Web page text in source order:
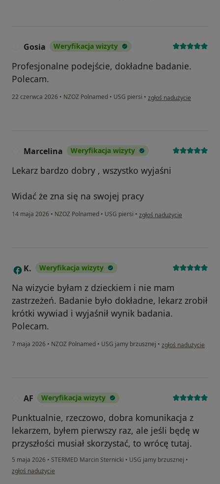
Gosia Weryfikacja wizyty
Profesjonalne podejście, dokładne badanie.
Polecam.
22 czerwca 2026 • NZOZ Polnamed • USG piersi • w opinii użytkownika Gosia
zgłoś nadużycie
Marcelina Weryfikacja wizyty
Lekarz bardzo dobry , wszystko wyjaśni
Widać że zna się na swojej pracy
14 maja 2026 • NZOZ Polnamed • USG piersi • w opinii użytkownika
zgłoś nadużycie
K K. Weryfikacja wizyty
Na wizycie byłam z dzieckiem i nie mam
zastrzeżeń. Badanie było dokładne, lekarz zrobił
krótki wywiad i wyjaśnił wynik badania.
Polecam.
7 maja 2026 • NZOZ Polnamed • USG jamy brzusznej • w opinii użytkownika
zgłoś nadużycie
AF Weryfikacja wizyty
Punktualnie, rzeczowo, dobra komunikacja z
lekarzem, byłem pierwszy raz, ale jeśli będę w
przyszłości musiał skorzystać, to wrócę tutaj.
5 maja 2026 • STERMED Marcin Sternicki • USG jamy brzusznej •
w opinii użytkownika AF
zgłoś nadużycie